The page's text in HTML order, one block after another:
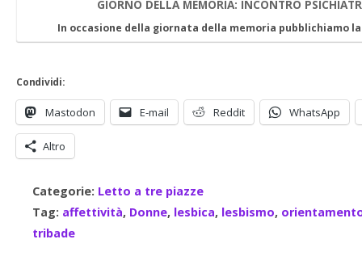
GIORNO DELLA MEMORIA: INCONTRO
In occasione della giornata della memoria pubblichiamo
Condividi:
Mastodon E-mail Reddit WhatsApp
Altro
Categorie: Letto a tre piazze
Tag: affettività, Donne, lesbica, lesbismo,
tribade